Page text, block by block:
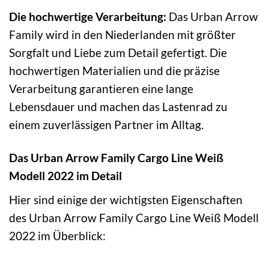
Die hochwertige Verarbeitung: Das Urban Arrow
Family wird in den Niederlanden mit größter
Sorgfalt und Liebe zum Detail gefertigt. Die
hochwertigen Materialien und die präzise
Verarbeitung garantieren eine lange
Lebensdauer und machen das Lastenrad zu
einem zuverlässigen Partner im Alltag.
Das Urban Arrow Family Cargo Line Weiß
Modell 2022 im Detail
Hier sind einige der wichtigsten Eigenschaften
des Urban Arrow Family Cargo Line Weiß Modell
2022 im Überblick: